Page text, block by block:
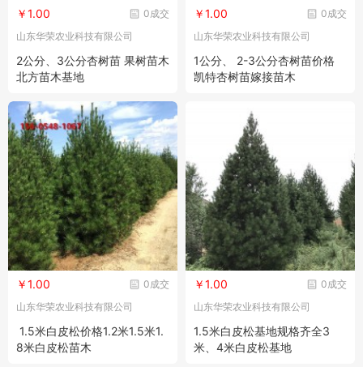
0成交
￥1.00
山东华荣农业科技有限公司
2公分、3公分杏树苗 果树苗木
北方苗木基地
0成交
￥1.00
山东华荣农业科技有限公司
1公分、 2-3公分杏树苗价格
凯特杏树苗嫁接苗木
0成交
￥1.00
山东华荣农业科技有限公司
1.5米白皮松价格1.2米1.5米1.
8米白皮松苗木
0成交
￥1.00
山东华荣农业科技有限公司
1.5米白皮松基地规格齐全3
米、4米白皮松基地